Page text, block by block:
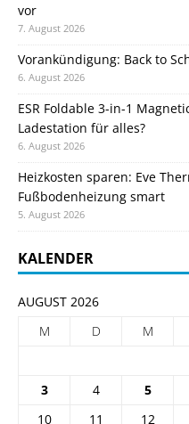
vor
7. August 2026
Vorankündigung: Back to
6. August 2026
ESR Foldable 3-in-1
Ladestation für alles?
6. August 2026
Heizkosten sparen: Eve
Fußbodenheizung smart
5. August 2026
KALENDER
AUGUST 2026
M
D M
3
4 5
10
11 12